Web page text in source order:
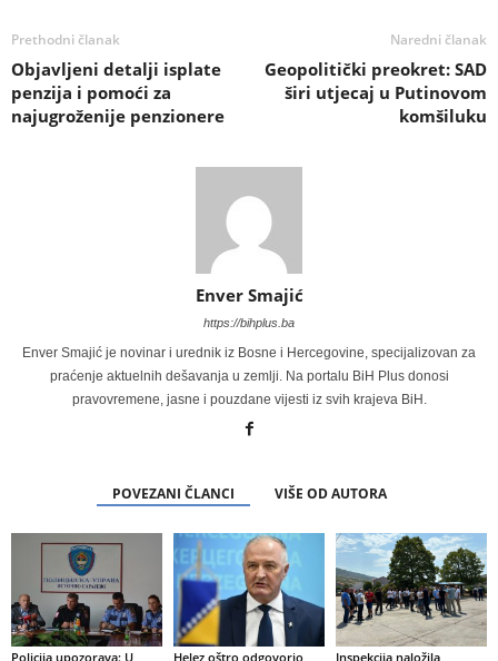
Prethodni članak
Objavljeni detalji isplate
penzija i pomoći za
najugroženije penzionere
Naredni članak
Geopolitički preokret: SAD
širi utjecaj u Putinovom
komšiluku
Enver Smajić
https://bihplus.ba
Enver Smajić je novinar i urednik iz Bosne i Hercegovine, specijalizovan za
praćenje aktuelnih dešavanja u zemlji. Na portalu BiH Plus donosi
pravovremene, jasne i pouzdane vijesti iz svih krajeva BiH.
POVEZANI ČLANCI VIŠE OD AUTORA
Policija upozorava: U
Helez oštro odgovorio
Inspekcija naložila